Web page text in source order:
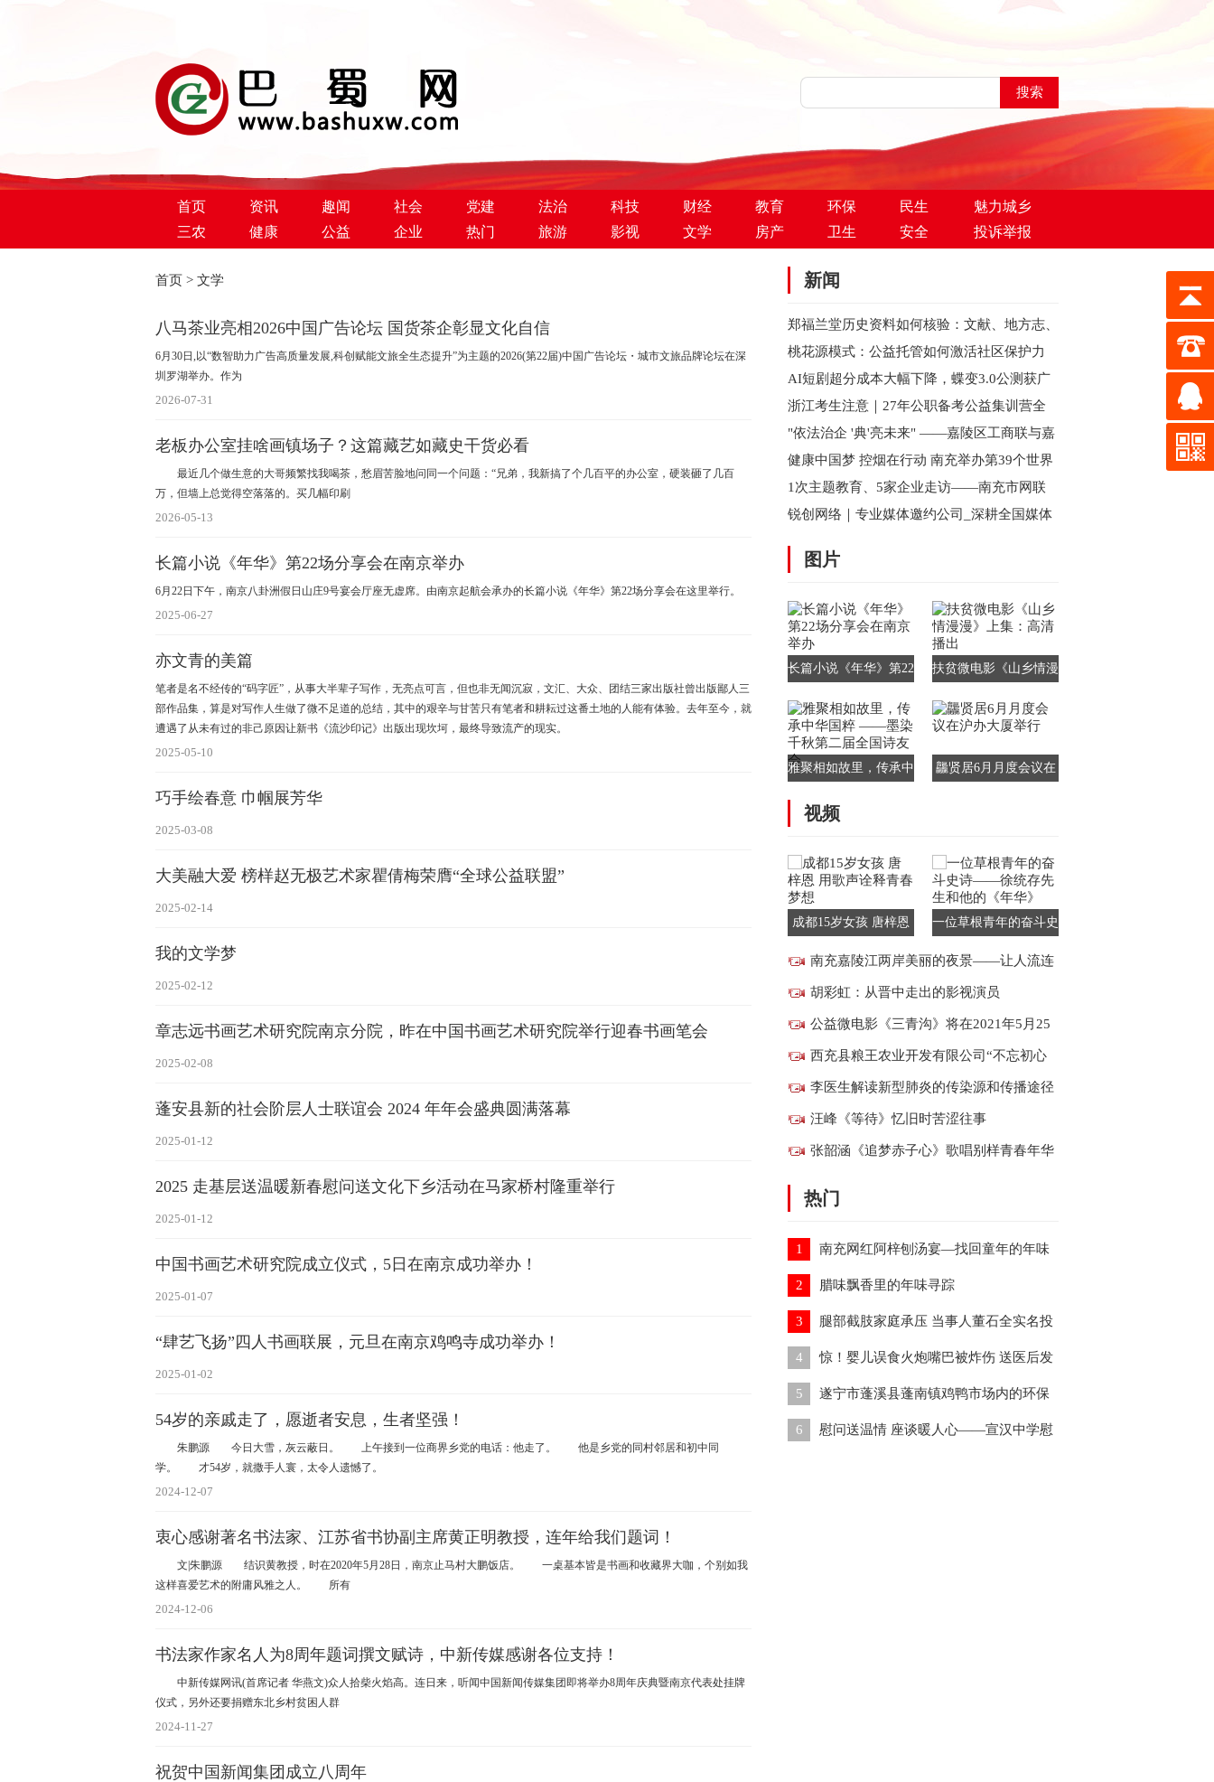
巴蜀新闻网
首页 资讯 趣闻 社会 党建 法治 科技 财经 教育 环保 民生
魅力城乡
三农
健康 公益 企业 热门 旅游 影视 文学 房产 卫生 安全 投诉举报
首页 > 文学
八马茶业亮相2026中国广告论坛 国货茶企彰显文化自信
6月30日,以“数智助力广告高质量发展,科创赋能文旅全生态提升”为主题的2026(第22届)中国广告论坛・城市文旅品牌论坛在深
圳罗湖举办。作为
2026-07-31
老板办公室挂啥画镇场子？这篇藏艺如藏史干货必看
最近几个做生意的大哥频繁找我喝茶，愁眉苦脸地问同一个问题：“兄弟，我新搞了个几百平的办公室，硬装砸了几百
万，但墙上总觉得空落落的。买几幅印刷
2026-05-13
长篇小说《年华》第22场分享会在南京举办
6月22日下午，南京八卦洲假日山庄9号宴会厅座无虚席。由南京起航会承办的长篇小说《年华》第22场分享会在这里举行。
2025-06-27
亦文青的美篇
笔者是名不经传的“码字匠”，从事大半辈子写作，无亮点可言，但也非无闻沉寂，文汇、大众、团结三家出版社曾出版鄙人三
部作品集，算是对写作人生做了微不足道的总结，其中的艰辛与甘苦只有笔者和耕耘过这番土地的人能有体验。去年至今，就
遭遇了从未有过的非己原因让新书《流沙印记》出版出现坎坷，最终导致流产的现实。
2025-05-10
巧手绘春意 巾帼展芳华
2025-03-08
大美融大爱 榜样赵无极艺术家瞿倩梅荣膺“全球公益联盟”
2025-02-14
我的文学梦
2025-02-12
章志远书画艺术研究院南京分院，昨在中国书画艺术研究院举行迎春书画笔会
2025-02-08
蓬安县新的社会阶层人士联谊会 2024 年年会盛典圆满落幕
2025-01-12
2025 走基层送温暖新春慰问送文化下乡活动在马家桥村隆重举行
2025-01-12
中国书画艺术研究院成立仪式，5日在南京成功举办！
2025-01-07
“肆艺飞扬”四人书画联展，元旦在南京鸡鸣寺成功举办！
2025-01-02
54岁的亲戚走了，愿逝者安息，生者坚强！
朱鹏源 今日大雪，灰云蔽日。 上午接到一位商界乡党的电话：他走了。 他是乡党的同村邻居和初中同
学。 才54岁，就撒手人寰，太令人遗憾了。
2024-12-07
衷心感谢著名书法家、江苏省书协副主席黄正明教授，连年给我们题词！
文|朱鹏源 结识黄教授，时在2020年5月28日，南京止马村大鹏饭店。 一桌基本皆是书画和收藏界大咖，个别如我
这样喜爱艺术的附庸风雅之人。 所有
2024-12-06
书法家作家名人为8周年题词撰文赋诗，中新传媒感谢各位支持！
中新传媒网讯(首席记者 华燕文)众人拾柴火焰高。连日来，听闻中国新闻传媒集团即将举办8周年庆典暨南京代表处挂牌
仪式，另外还要捐赠东北乡村贫困人群
2024-11-27
祝贺中国新闻集团成立八周年
新闻
郑福兰堂历史资料如何核验：文献、地方志、
档案与现代主体信息
桃花源模式：公益托管如何激活社区保护力
AI短剧超分成本大幅下降，蝶变3.0公测获广
泛好评，性能全面超越海内外同类产品
浙江考生注意｜27年公职备考公益集训营全
省开始报名
"依法治企 '典'亮未来" ——嘉陵区工商联与嘉
陵区新联会联合举办民法典专题讲座
健康中国梦 控烟在行动 南充举办第39个世界
无烟日主题宣传暨健步行活动
1次主题教育、5家企业走访——南充市网联
会西充行的“思想”与“视野”双收获
锐创网络｜专业媒体邀约公司_深耕全国媒体
图片
长篇小说《年华》第22
扶贫微电影《山乡情漫
雅聚相如故里，传承中
第二届全国诗友会
龘贤居6月月度会议在
视频
成都15岁女孩 唐梓恩
一位草根青年的奋斗史
南充嘉陵江两岸美丽的夜景——让人流连
忘返
胡彩虹：从晋中走出的影视演员
公益微电影《三青沟》将在2021年5月25
日南充万泰大酒店举行媒体见面会
西充县粮王农业开发有限公司“不忘初心
粮王农业在行动”
李医生解读新型肺炎的传染源和传播途径
第四版诊疗方案
汪峰《等待》忆旧时苦涩往事
张韶涵《追梦赤子心》歌唱别样青春年华
热门
1 南充网红阿梓刨汤宴—找回童年的年味
2 腊味飘香里的年味寻踪
3 腿部截肢家庭承压 当事人董石全实名投
诉派出所事故处理涉嫌违规
4 惊！婴儿误食火炮嘴巴被炸伤 送医后发
现食管内竟还有一颗3厘米钉子
5 遂宁市蓬溪县蓬南镇鸡鸭市场内的环保
乱象 镇政府无人管
6 慰问送温情 座谈暖人心——宣汉中学慰